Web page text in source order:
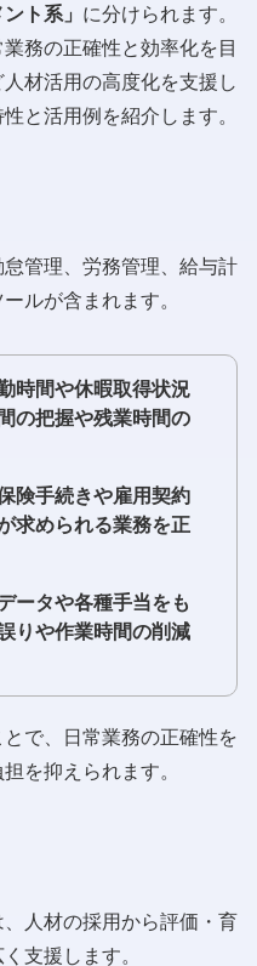
ト系」 に分けられます。
務の正確性と効率化を目
材活用の高度化を支援し
と活用例を紹介します。
管理、労務管理、給与計
ルが含まれます。
時間や休暇取得状況
の把握や残業時間の
険手続きや雇用契約
求められる業務を正
ータや各種手当をも
りや作業時間の削減
で、日常業務の正確性を
を抑えられます。
人材の採用から評価・育
支援します。